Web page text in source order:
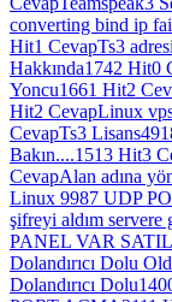
converting bind ip
Hit1 CevapTs3
Hakkında1742 Hit0
Yoncu1661 Hit2
Hit2 CevapLinux
CevapTs3 Lisans
Bakın....1513 Hit3
CevapAlan adına
Linux 9987 UDP
şifreyi aldım servere
PANEL VAR
Dolandırıcı Dolu
Dolandırıcı Dolu